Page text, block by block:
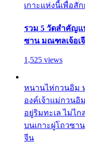
เกาะแห่งนี้เพื่อสั
รวม 5 วัดสำคัญแ
ซาน มณฑลเจ้อเ
1,525 views
หนานไห่กวนอิม
องค์เจ้าแม่กวนอิ
อยู่ริมทะเล ไม่ไ
บนเกาะผู่โถวซา
จีน